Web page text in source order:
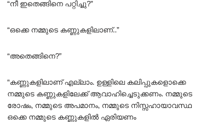
“നീ ഇതെങ്ങിനെ പറ്റിച്ചു?”
“ഒക്കെ നമ്മുടെ കണ്ണുകളിലാണ്..”
“അതെങ്ങിനെ?”
“കണ്ണുകളിലാണ് എല്ലാം. ഉള്ളിലെ കലിപ്പുകളൊക്കെ
നമ്മുടെ കണ്ണുകളിലേക്ക് ആവാഹിച്ചെടുക്കണം. നമ്മുടെ
രോഷം, നമ്മുടെ അപമാനം, നമ്മുടെ നിസ്സഹായാവസ്ഥ
ഒക്കെ നമ്മുടെ കണ്ണുകളിൽ ഏരിയണം